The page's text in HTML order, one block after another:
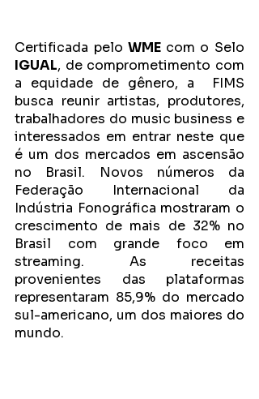
Certificada pelo WME
IGUAL, de comprometimento com
a equidade de gênero, a  FIMS
busca reunir artistas, produtores,
trabalhadores do music business e
interessados em entrar neste que
é um dos mercados em ascensão
no Brasil. Novos números da
Federação Internacional da
Indústria Fonográfica mostraram o
crescimento de mais de 32% no
Brasil com grande foco em
streaming. As receitas
provenientes das plataformas
representaram 85,9% do mercado
sul-americano, um dos maiores do
mundo.